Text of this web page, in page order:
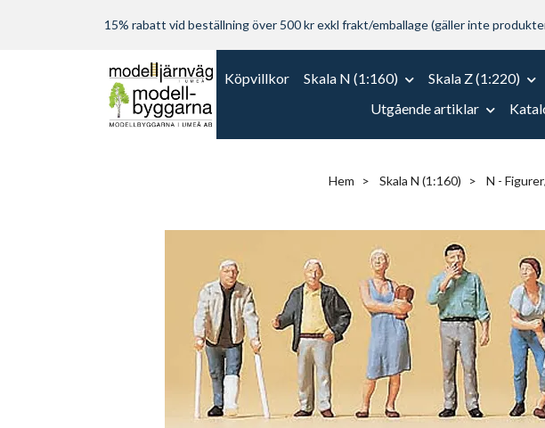
15% rabatt vid beställning över 500 kr exkl frakt/emballage (gäller inte
Köpvillkor Skala N (1:160) Skala Z (1:220)
Utgående artiklar
Hem Skala N (1:160) N -